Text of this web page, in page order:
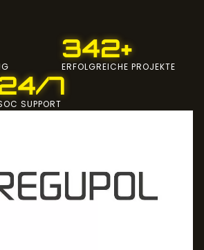
342+
ERFOLGREICHE PROJEKTE
7
SUPPORT